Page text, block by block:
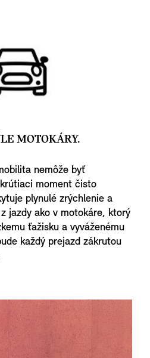
MOTOKÁRY.
nemôže byť
moment čisto
plynulé zrýchlenie a
jazdy ako v motokáre, ktorý
ťažisku a vyváženému
každý prejazd zákrutou